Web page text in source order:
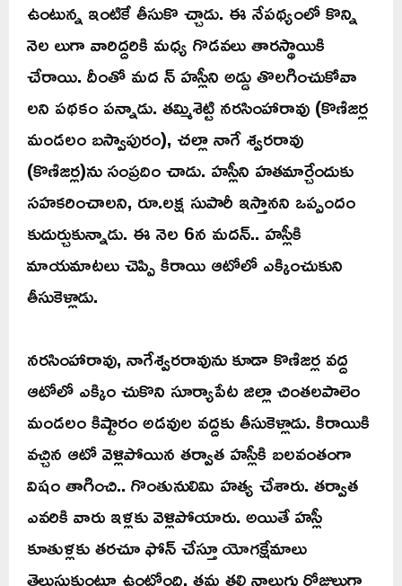
ఉంటున్న ఇంటికే తీసుకొ చ్చాడు. ఈ నేపథ్యంలో కొన్ని
నెల లుగా వారిద్దరికి మధ్య గొడవలు తారస్థాయికి
చేరాయి. దీంతో మద న్ హస్లీని అడ్డు తొలగించుకోవా
లని పథకం పన్నాడు. తమ్మిశెట్టి నరసింహారావు (కొణిజర్ల
మండలం బస్వాపురం), చల్లా నాగే శ్వరరావు
(కొణిజర్ల)ను సంప్రదిం చాడు. హస్లీని హతమార్చేందుకు
సహకరించాలని, రూ.లక్ష సుపారీ ఇస్తానని ఒప్పందం
కుదుర్చుకున్నాడు. ఈ నెల 6న మదన్.. హస్లీకి
మాయమాటలు చెప్పి కిరాయి ఆటోలో ఎక్కించుకుని
తీసుకెళ్లాడు.
నరసింహారావు, నాగేశ్వరరావును కూడా కొణిజర్ల వద్ద
ఆటోలో ఎక్కిం చుకొని సూర్యాపేట జిల్లా చింతలపాలెం
మండలం కిష్టారం అడవుల వద్దకు తీసుకెళ్లాడు. కిరాయికి
వచ్చిన ఆటో వెళ్లిపోయిన తర్వాత హస్లీకి బలవంతంగా
విషం తాగించి.. గొంతునులిమి హత్య చేశారు. తర్వాత
ఎవరికి వారు ఇళ్లకు వెళ్లిపోయారు. అయితే హస్లీ
కూతుళ్లకు తరచూ ఫోన్ చేస్తూ యోగక్షేమాలు
తెలుసుకుంటూ ఉంటోంది. తమ తల్లి నాలుగు రోజులుగా